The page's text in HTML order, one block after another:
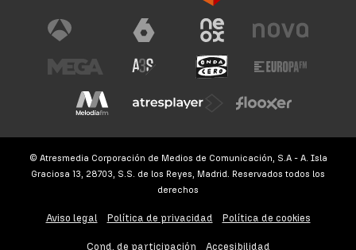
© Atresmedia Corporación de Medios de Comunicación, S.A - A. Isla
Graciosa 13, 28703, S.S. de los Reyes, Madrid. Reservados todos los
derechos
Aviso legal Política de privacidad Política de cookies
Cond. de participación Accesibilidad